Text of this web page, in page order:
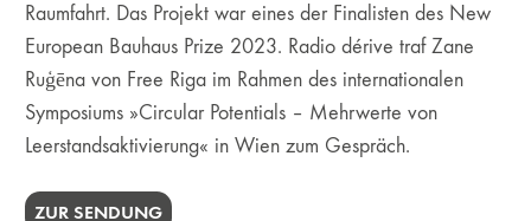
Raumfahrt. Das Projekt war eines der Finalisten des New
European Bauhaus Prize 2023. Radio dérive traf Zane
Ruģēna von Free Riga im Rahmen des internationalen
Symposiums »Circular Potentials – Mehrwerte von
Leerstandsaktivierung« in Wien zum Gespräch.
ZUR SENDUNG